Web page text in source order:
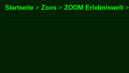
Startseite > Zoos > ZOOM Erlebniswelt>